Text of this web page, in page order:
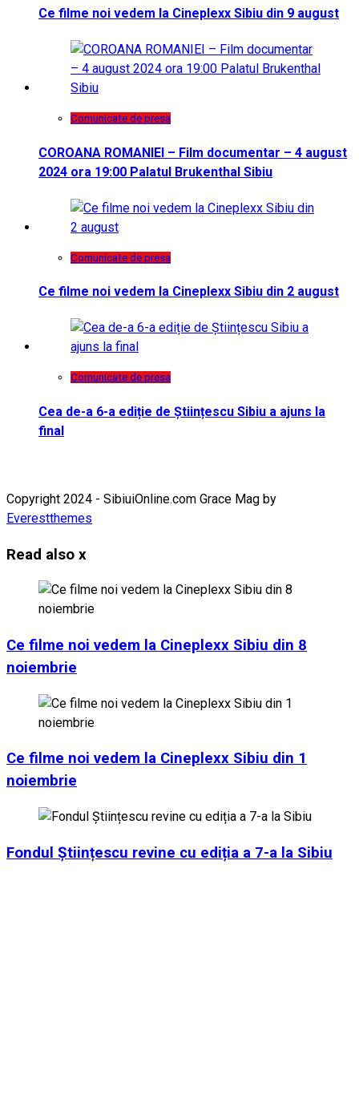
Ce filme noi vedem la Cineplexx Sibiu din 9 august
Comunicate de presa
COROANA ROMANIEI – Film documentar – 4 august
2024 ora 19:00 Palatul Brukenthal Sibiu
Comunicate de presa
Ce filme noi vedem la Cineplexx Sibiu din 2 august
Comunicate de presa
Cea de-a 6-a ediție de Științescu Sibiu a ajuns la
final
Copyright 2024 - SibiuiOnline.com Grace Mag by
Everestthemes
Read also x
Ce filme noi vedem la Cineplexx Sibiu din 8
noiembrie
Ce filme noi vedem la Cineplexx Sibiu din 1
noiembrie
Fondul Științescu revine cu ediția a 7-a la Sibiu